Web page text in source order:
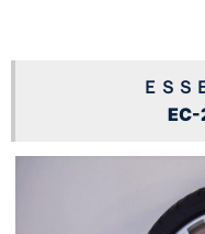
ＥＳＳ
EC-